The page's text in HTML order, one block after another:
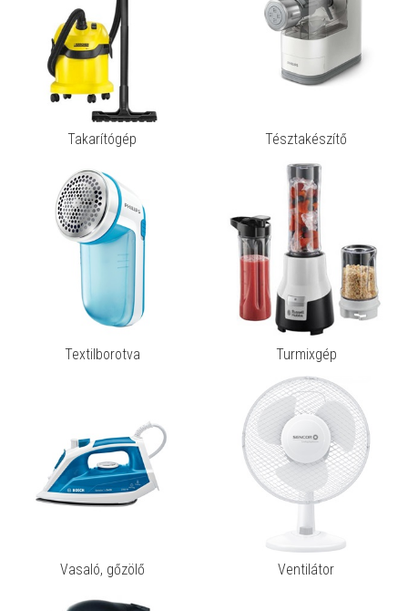
Takarítógép Tésztakészítő
Textilborotva Turmixgép
Vasaló, gőzölő Ventilátor